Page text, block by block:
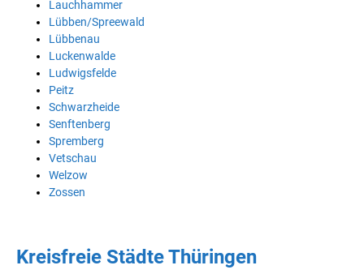
Lauchhammer
Lübben/Spreewald
Lübbenau
Luckenwalde
Ludwigsfelde
Peitz
Schwarzheide
Senftenberg
Spremberg
Vetschau
Welzow
Zossen
Kreisfreie Städte Thüringen